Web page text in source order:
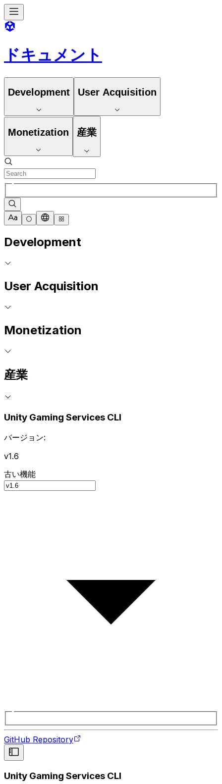
ドキュメント
Development User Acquisition
Monetization 産業
Development
User Acquisition
Monetization
産業
Unity Gaming Services CLI
バージョン:
v1.6
古い機能
GitHub Repository
Unity Gaming Services CLI